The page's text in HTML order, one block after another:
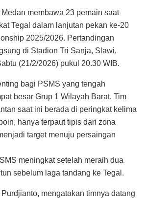
membawa 23 pemain saat
Tegal dalam lanjutan pekan ke-20
2025/2026. Pertandingan
di Stadion Tri Sanja, Slawi,
(21/2/2026) pukul 20.30 WIB.
bagi PSMS yang tengah
besar Grup 1 Wilayah Barat. Tim
saat ini berada di peringkat kelima
hanya terpaut tipis dari zona
target menuju persaingan
meningkat setelah meraih dua
sebelum laga tandang ke Tegal.
mengatakan timnya datang